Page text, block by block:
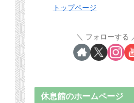
トップページ
フォローする
休息館のホームページ